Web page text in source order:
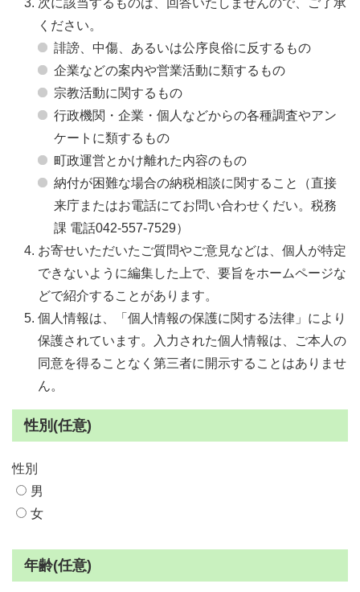
次に該当するものは、回答いたしませんので、ご了承
ください。
誹謗、中傷、あるいは公序良俗に反するもの
企業などの案内や営業活動に類するもの
宗教活動に関するもの
行政機関・企業・個人などからの各種調査やアン
ケートに類するもの
町政運営とかけ離れた内容のもの
納付が困難な場合の納税相談に関すること（直接
来庁またはお電話にてお問い合わせくだい。税務
課 電話042-557-7529）
お寄せいただいたご質問やご意見などは、個人が特定
できないように編集した上で、要旨をホームページな
どで紹介することがあります。
個人情報は、「個人情報の保護に関する法律」により
保護されています。入力された個人情報は、ご本人の
同意を得ることなく第三者に開示することはありませ
ん。
性別(任意)
性別
男
女
年齢(任意)